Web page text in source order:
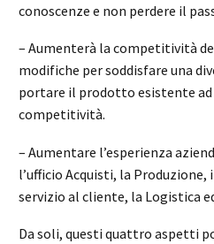
conoscenze e non perdere il
– Aumenterà la competitività
modifiche per soddisfare una
portare il prodotto esistente
competitività.
– Aumentare l’esperienza
l’ufficio Acquisti, la
servizio al cliente, la Logistica
Da soli, questi quattro aspetti